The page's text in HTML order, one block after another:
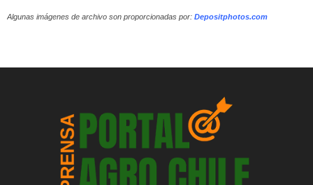
Algunas imágenes de archivo son proporcionadas por: Depositphotos.com